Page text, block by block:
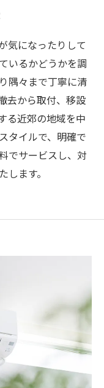
気になったりして
いるかどうかを調
隅々まで丁寧に清
去から取付、移設
る近郊の地域を中
タイルで、明確で
でサービスし、対
ます。